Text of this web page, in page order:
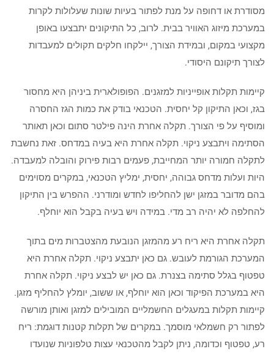
מסודרת או דחופה על מנת לפתור בעיות שונות שעלולות לקרות
במערכת מיזוג האוויר בבית. לרוב, כל התיקונים יתבצעו באופן
מקצועי במקום, ובמידת הצורך, יילקחו חלקים תקולים למעבדות
לצורך תיקונם היסודי.
קיימות תקלות אופייניות למזגנים. הפופולארית ביניהן היא מחסור
בגז, וכאן התיקון קל יחסית. הטכנאי בודק את כמות הגז החסרה
ומוסיף על פי הצורך. תקלה אחרת הינה פילטר סתום וכאן תאותר
הסתימה ויתבצע ניקוי. תקלה אחרת היא בעיה במדחס. זאת נחשבת
לתקלה חמורה יותר המחייבת, פעמים רבות פירוק והובלה למעבדה.
היות ועלות מדחס גבוהה, יחסית, ימליץ הטכנאי, במקרים מסוימים
בהם מדובר במזגן ישן להחליפו לחדש ומודרני. ההפרש בין התיקון
להחלפה לא יהיה רב מדי. במידה ויש בעיה בקבל הוא יוחלף.
תקלה אחרת היא ריח רע מהמזגן הנובעת מהצטברות מים בתוך
המערכת הגורמת לעובש. גם כאן יתבצע ניקוי. תקלה אחרת היא
טפטוף בגלל סתימה בצנרת. גם כאן יש לבצע ניקוי. תקלה אחרת
היא במערכת הפיקוד וכאן הוא יוחלף, או ששוב, יומלץ להחליף מזגן.
קיימות תקלות במעגלים החשמליים המובילים למזגן ואותן מורשה
לפתור רק חשמלאי מוסמך. במקרים של תקלות קטנות דוגמת: ריח
רע, טפטוף וכדומה, ניתן לקבל מהטכנאי עצות טלפוניות שנועדו